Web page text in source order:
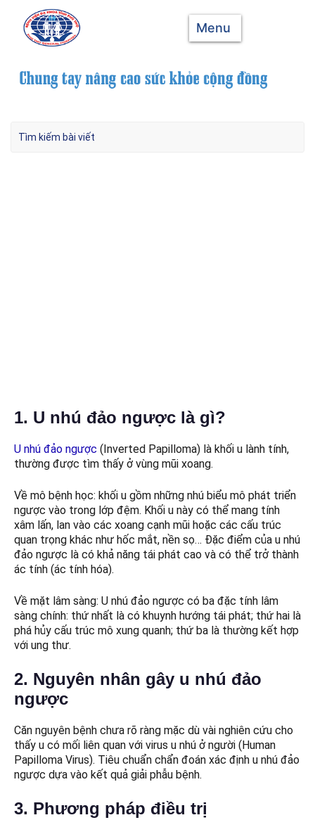
Menu
1. U nhú đảo ngược là gì?
U nhú đảo ngược (Inverted Papilloma) là khối u lành tính,
thường được tìm thấy ở vùng mũi xoang.
Về mô bệnh học: khối u gồm những nhú biểu mô phát triển
ngược vào trong lớp đệm. Khối u này có thể mang tính
xâm lấn, lan vào các xoang cạnh mũi hoặc các cấu trúc
quan trọng khác như hốc mắt, nền sọ… Đặc điểm của u nhú
đảo ngược là có khả năng tái phát cao và có thể trở thành
ác tính (ác tính hóa).
Về mặt lâm sàng: U nhú đảo ngược có ba đặc tính lâm
sàng chính: thứ nhất là có khuynh hướng tái phát; thứ hai là
phá hủy cấu trúc mô xung quanh; thứ ba là thường kết hợp
với ung thư.
2. Nguyên nhân gây u nhú đảo
ngược
Căn nguyên bệnh chưa rõ ràng mặc dù vài nghiên cứu cho
thấy u có mối liên quan với virus u nhú ở người (Human
Papilloma Virus). Tiêu chuẩn chẩn đoán xác định u nhú đảo
ngược dựa vào kết quả giải phẫu bệnh.
3. Phương pháp điều trị